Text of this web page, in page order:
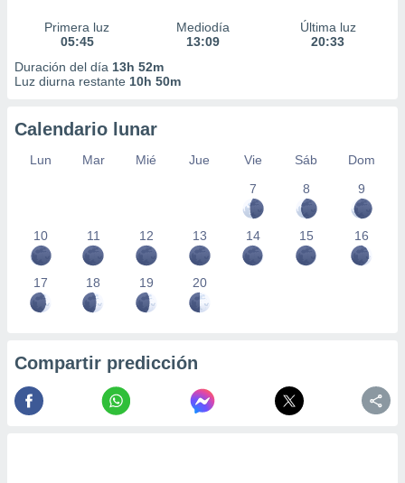
Primera luz
05:45
Mediodía
13:09
Última luz
20:33
Duración del día 13h 52m
Luz diurna restante 10h 50m
Calendario lunar
Lun Mar Mié Jue Vie Sáb
Dom
7
8 9
10 11 12 13 14 15 16
17 18 19 20
Compartir predicción